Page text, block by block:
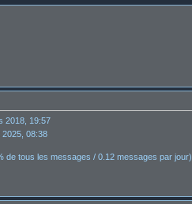
2018, 19:57
2025, 08:38
de tous les messages / 0.12 messages par jour)